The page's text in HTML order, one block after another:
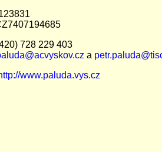
728 229 403
a
www.paluda.vys.cz